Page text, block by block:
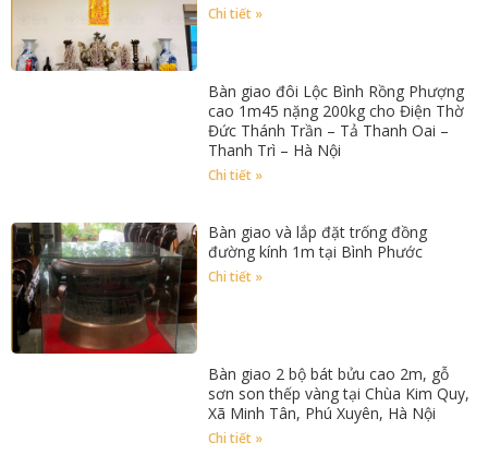
Chi tiết »
Bàn giao đôi Lộc Bình Rồng Phượng
cao 1m45 nặng 200kg cho Điện Thờ
Đức Thánh Trần – Tả Thanh Oai –
Thanh Trì – Hà Nội
Chi tiết »
Bàn giao và lắp đặt trống đồng
đường kính 1m tại Bình Phước
Chi tiết »
Bàn giao 2 bộ bát bửu cao 2m, gỗ
sơn son thếp vàng tại Chùa Kim Quy,
Xã Minh Tân, Phú Xuyên, Hà Nội
Chi tiết »